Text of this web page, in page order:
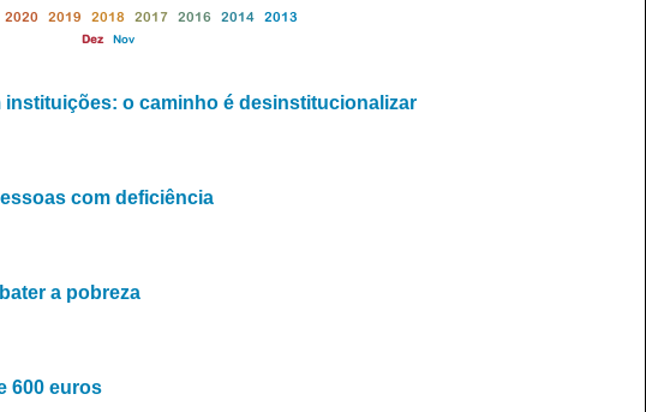
2020 2019 2018 2017 2016 2014 2013
Dez Nov
instituições: o caminho é desinstitucionalizar
com deficiência
a pobreza
600 euros